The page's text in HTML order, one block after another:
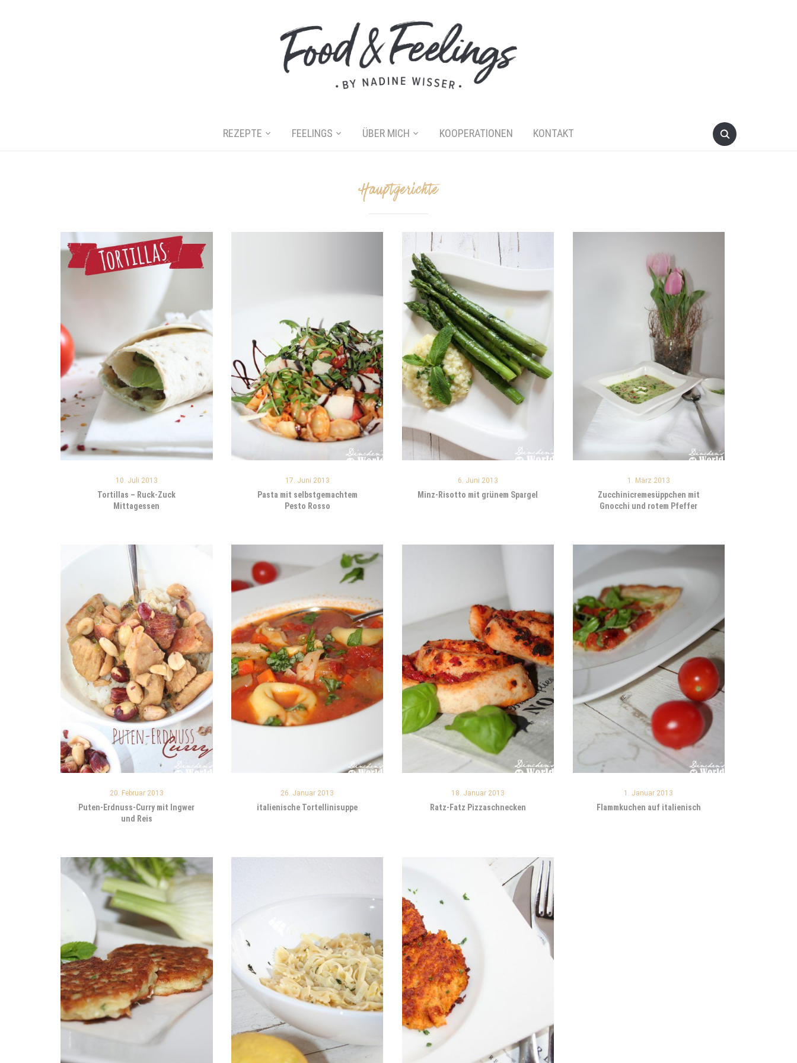
REZEPTE FEELINGS ÜBER MICH KOOPERATIONEN KONTAKT
Hauptgerichte
10. Juli 2013
Tortillas – Ruck-Zuck
Mittagessen
17. Juni 2013
Pasta mit selbstgemachtem
Pesto Rosso
6. Juni 2013
Minz-Risotto mit grünem Spargel
1. März 2013
Zucchinicremesüppchen mit
Gnocchi und rotem Pfeffer
20. Februar 2013
Puten-Erdnuss-Curry mit Ingwer
und Reis
26. Januar 2013
italienische Tortellinisuppe
18. Januar 2013
Ratz-Fatz Pizzaschnecken
1. Januar 2013
Flammkuchen auf italienisch